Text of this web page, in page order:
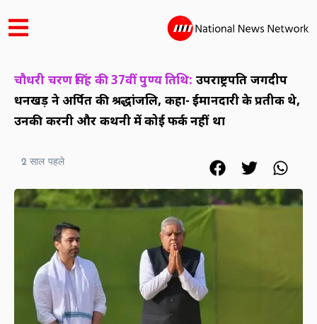
चौधरी चरण सिंह की 37वीं पुण्य तिथि: उपराष्ट्रपति जगदीप
धनखड़ ने अर्पित की श्रद्धांजलि, कहा- ईमानदारी के प्रतीक थे,
उनकी करनी और कथनी में कोई फर्क नहीं था
2 साल पहले